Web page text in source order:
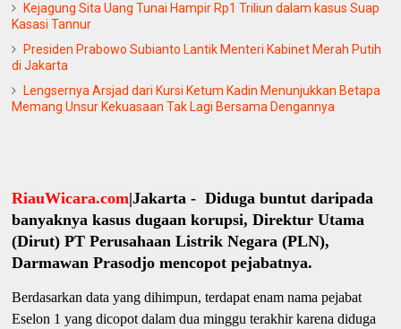
Kejagung Sita Uang Tunai Hampir Rp1 Triliun dalam kasus Suap
Kasasi Tannur
Presiden Prabowo Subianto Lantik Menteri Kabinet Merah Putih
di Jakarta
Lengsernya Arsjad dari Kursi Ketum Kadin Menunjukkan Betapa
Memang Unsur Kekuasaan Tak Lagi Bersama Dengannya
RiauWicara.com|Jakarta - Diduga buntut daripada
banyaknya kasus dugaan korupsi, Direktur Utama
(Dirut) PT Perusahaan Listrik Negara (PLN),
Darmawan Prasodjo mencopot pejabatnya.
Berdasarkan data yang dihimpun, terdapat enam nama pejabat
Eselon 1 yang dicopot dalam dua minggu terakhir karena diduga